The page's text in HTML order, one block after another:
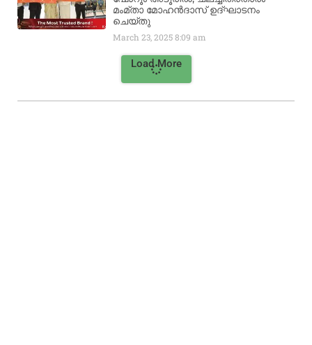
മംമ്താ മോഹൻദാസ് ഉദ്ഘാടനം
ചെയ്‌തു
March 23, 20258:09 am
Load More